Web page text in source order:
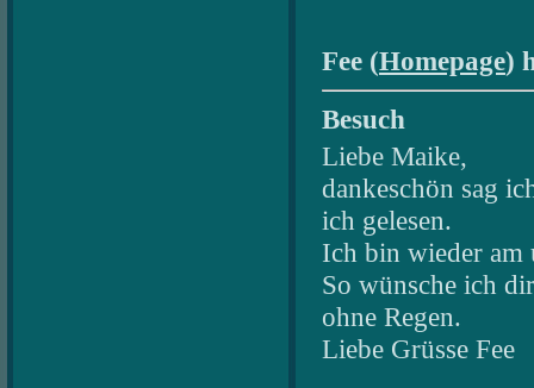
Fee (Homepage)
Besuch
Liebe Maike,
dankeschön sag
ich gelesen.
Ich bin wieder am
So wünsche ich
ohne Regen.
Liebe Grüsse Fee